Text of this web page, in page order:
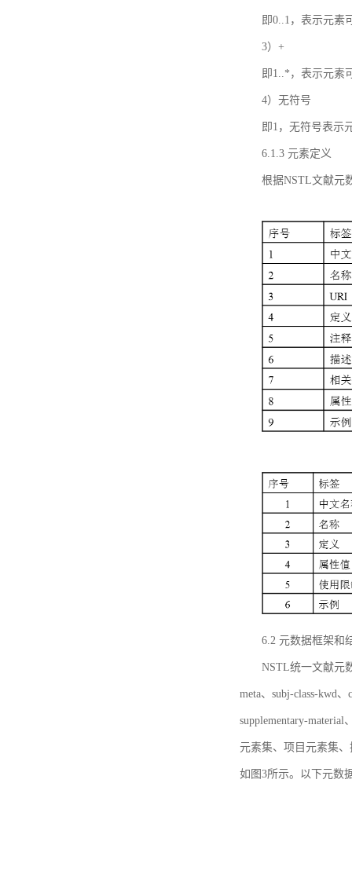
即0..1，表示元素
3）+
即1..*，表示元素
4）无符号
即1，无符号表示
6.1.3 元素定义
根据NSTL文献元
6.2 元数据框架和
NSTL统一文献元
meta、subj-class-kwd
supplementary-
元素集、项目元素集
如图3所示。以下元数